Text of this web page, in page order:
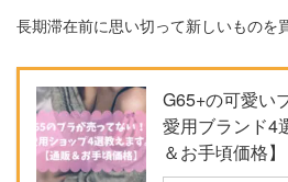
長期滞在前に思い切って新しいものを
G65+の可愛い
愛用ブランド4
＆お手頃価格】